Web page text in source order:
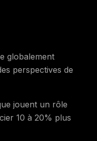
globalement
perspectives de
jouent un rôle
10 à 20% plus